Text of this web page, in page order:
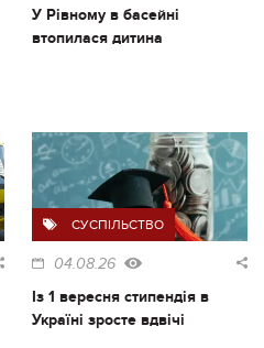
У Рівному в басейні
втопилася дитина
СУСПІЛЬСТВО
04.08.26
Із 1 вересня стипендія в
Україні зросте вдвічі